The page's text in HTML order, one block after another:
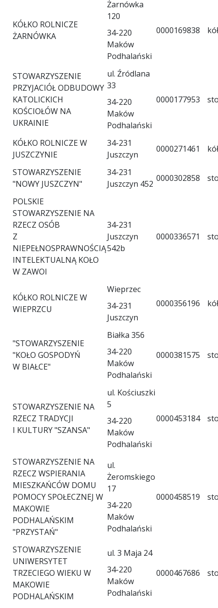
KÓŁKO ROLNICZE
ŻARNÓWKA
Żarnówka
120
34-220
Maków
Podhalański
0000169838
STOWARZYSZENIE
PRZYJACIÓŁ ODBUDOWY
KATOLICKICH
KOŚCIOŁÓW NA
UKRAINIE
ul. Źródlana
33
34-220
Maków
Podhalański
0000177953
KÓŁKO ROLNICZE W
JUSZCZYNIE
34-231
Juszczyn
0000271461
STOWARZYSZENIE
"NOWY JUSZCZYN"
34-231
Juszczyn 452
0000302858
POLSKIE
STOWARZYSZENIE NA
RZECZ OSÓB
Z
NIEPEŁNOSPRAWNOŚCIĄ
INTELEKTUALNĄ KOŁO
W ZAWOI
34-231
Juszczyn
542b
0000336571
KÓŁKO ROLNICZE W
WIEPRZCU
Wieprzec
34-231
Juszczyn
0000356196
"STOWARZYSZENIE
"KOŁO GOSPODYŃ
W BIAŁCE"
Białka 356
34-220
Maków
Podhalański
0000381575
STOWARZYSZENIE NA
RZECZ TRADYCJI
I KULTURY "SZANSA"
ul. Kościuszki
5
34-220
Maków
Podhalański
0000453184
STOWARZYSZENIE NA
RZECZ WSPIERANIA
MIESZKAŃCÓW DOMU
POMOCY SPOŁECZNEJ W
MAKOWIE
PODHALAŃSKIM
"PRZYSTAŃ"
ul.
Żeromskiego
17
34-220
Maków
Podhalański
0000458519
STOWARZYSZENIE
UNIWERSYTET
TRZECIEGO WIEKU W
MAKOWIE
PODHALAŃSKIM
ul. 3 Maja 24
34-220
Maków
Podhalański
0000467686